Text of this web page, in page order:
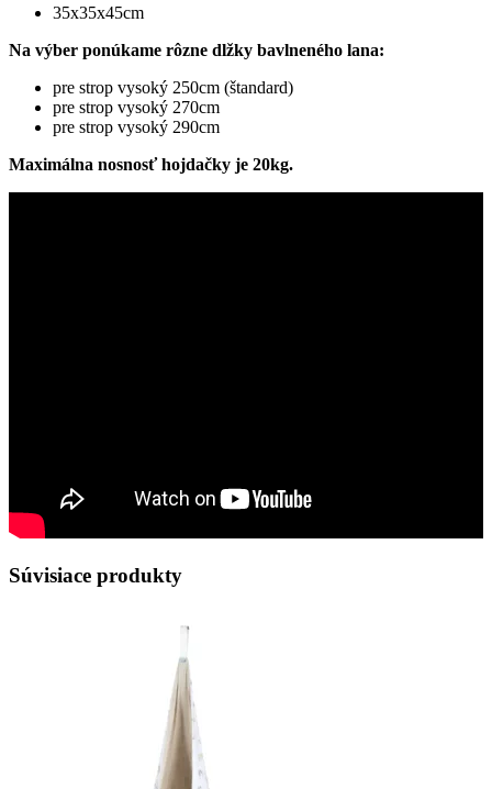
35x35x45cm
Na výber ponúkame rôzne dlžky bavlneného lana:
pre strop vysoký 250cm (štandard)
pre strop vysoký 270cm
pre strop vysoký 290cm
Maximálna nosnosť hojdačky je 20kg.
Súvisiace produkty